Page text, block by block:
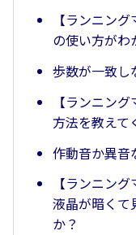
【ランニン
の使い方がわ
歩数が一致し
【ランニン
方法を教えて
作動音か異音
【ランニン
液晶が暗くて
か？